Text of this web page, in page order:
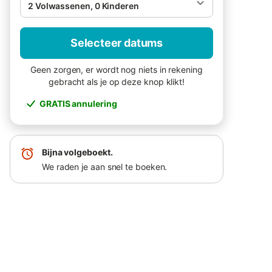
2 Volwassenen, 0 Kinderen
Selecteer datums
Geen zorgen, er wordt nog niets in rekening
gebracht als je op deze knop klikt!
GRATIS annulering
Bijna volgeboekt.
We raden je aan snel te boeken.